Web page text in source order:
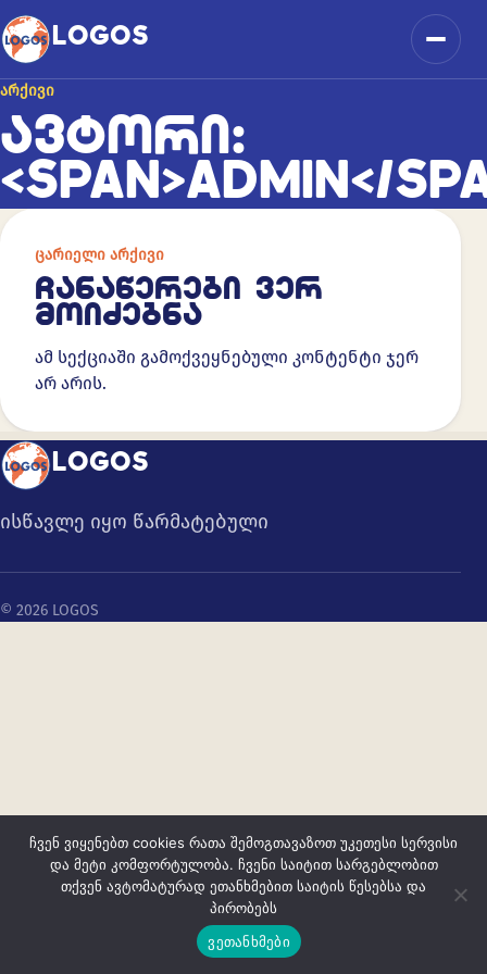
კონტენტზე გადასვლა
LOGOS
ᲐᲠᲥᲘᲕᲘ
ᲐᲕᲢᲝᲠᲘ:
<SPAN>ADMIN</
ᲪᲐᲠᲘᲔᲚᲘ ᲐᲠᲥᲘᲕᲘ
ᲩᲐᲜᲐᲬᲔᲠᲔᲑᲘ ᲕᲔᲠ
ᲛᲝᲘᲫᲔᲑᲜᲐ
ამ სექციაში გამოქვეყნებული კონტენტი ჯერ
არ არის.
LOGOS
ისწავლე იყო წარმატებული
© 2026 LOGOS
ჩვენ ვიყენებთ cookies რათა შემოგთავაზოთ უკეთესი სერვისი
და მეტი კომფორტულობა. ჩვენი საიტით სარგებლობით
თქვენ ავტომატურად ეთანხმებით საიტის წესებსა და
პირობებს
ვეთანხმები